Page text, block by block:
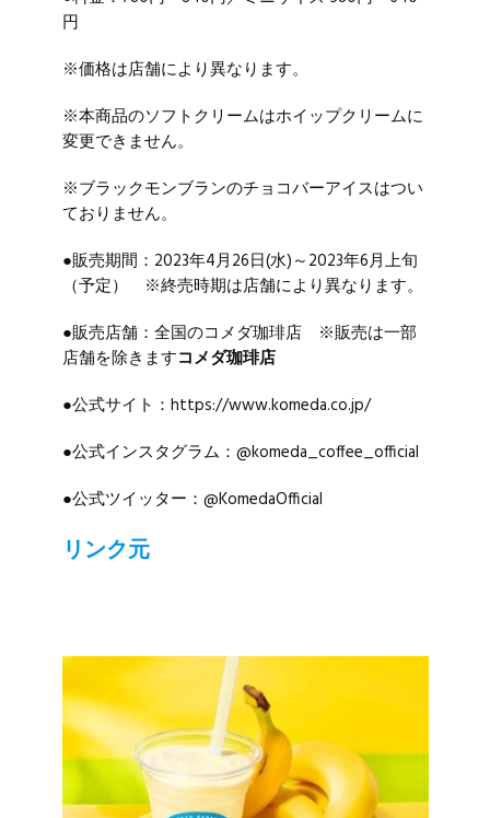
円
※価格は店舗により異なります。
※本商品のソフトクリームはホイップクリームに
変更できません。
※ブラックモンブランのチョコバーアイスはつい
ておりません。
●販売期間：2023年4月26日(水)～2023年6月上旬
（予定） ※終売時期は店舗により異なります。
●販売店舗：全国のコメダ珈琲店 ※販売は一部
店舗を除きますコメダ珈琲店
●公式サイト： https://www.komeda.co.jp/
●公式インスタグラム： @komeda_coffee_official
●公式ツイッター： @KomedaOfficial
リンク元